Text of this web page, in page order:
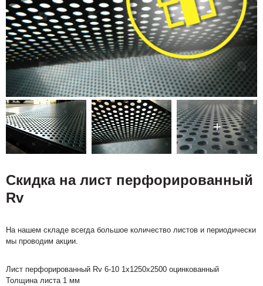
Скидка на лист перфорированный
Rv
На нашем складе всегда большое количество листов и периодически
мы проводим акции.
Лист перфорированный Rv 6-10 1х1250х2500 оцинкованный
Толщина листа 1 мм